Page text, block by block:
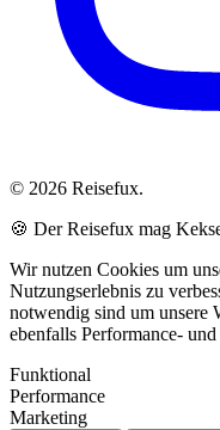
© 2026 Reisefux.
🍪 Der Reisefux mag
Wir nutzen Cookies um
Nutzungserlebnis zu
notwendig sind um unsere
ebenfalls Performance-
Funktional
Performance
Marketing